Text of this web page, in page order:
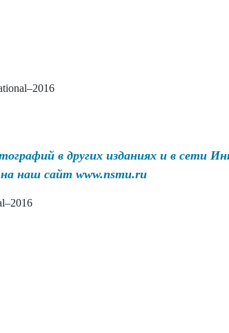
в других изданиях и в сети
на наш сайт www.nsmu.ru